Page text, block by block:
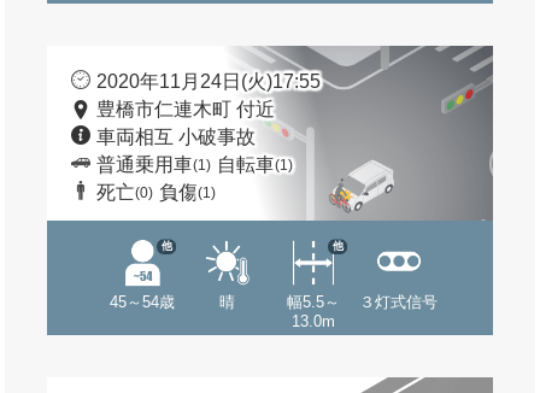
2020年11月24日(火)17:55
豊橋市仁連木町 付近
車両相互 小破事故
普通乗用車(1) 自転車(1)
死亡(0) 負傷(1)
45～54歳
他
晴
幅5.5～
13.0m
他
３灯式信号